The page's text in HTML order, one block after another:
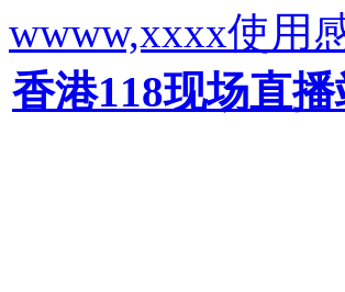
wwww,xxxx使用
香港118现场直